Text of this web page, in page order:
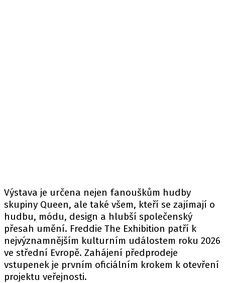
Výstava je určena nejen fanouškům hudby
skupiny Queen, ale také všem, kteří se zajímají o
hudbu, módu, design a hlubší společenský
přesah umění. Freddie The Exhibition patří k
nejvýznamnějším kulturním událostem roku 2026
ve střední Evropě. Zahájení předprodeje
vstupenek je prvním oficiálním krokem k otevření
projektu veřejnosti.